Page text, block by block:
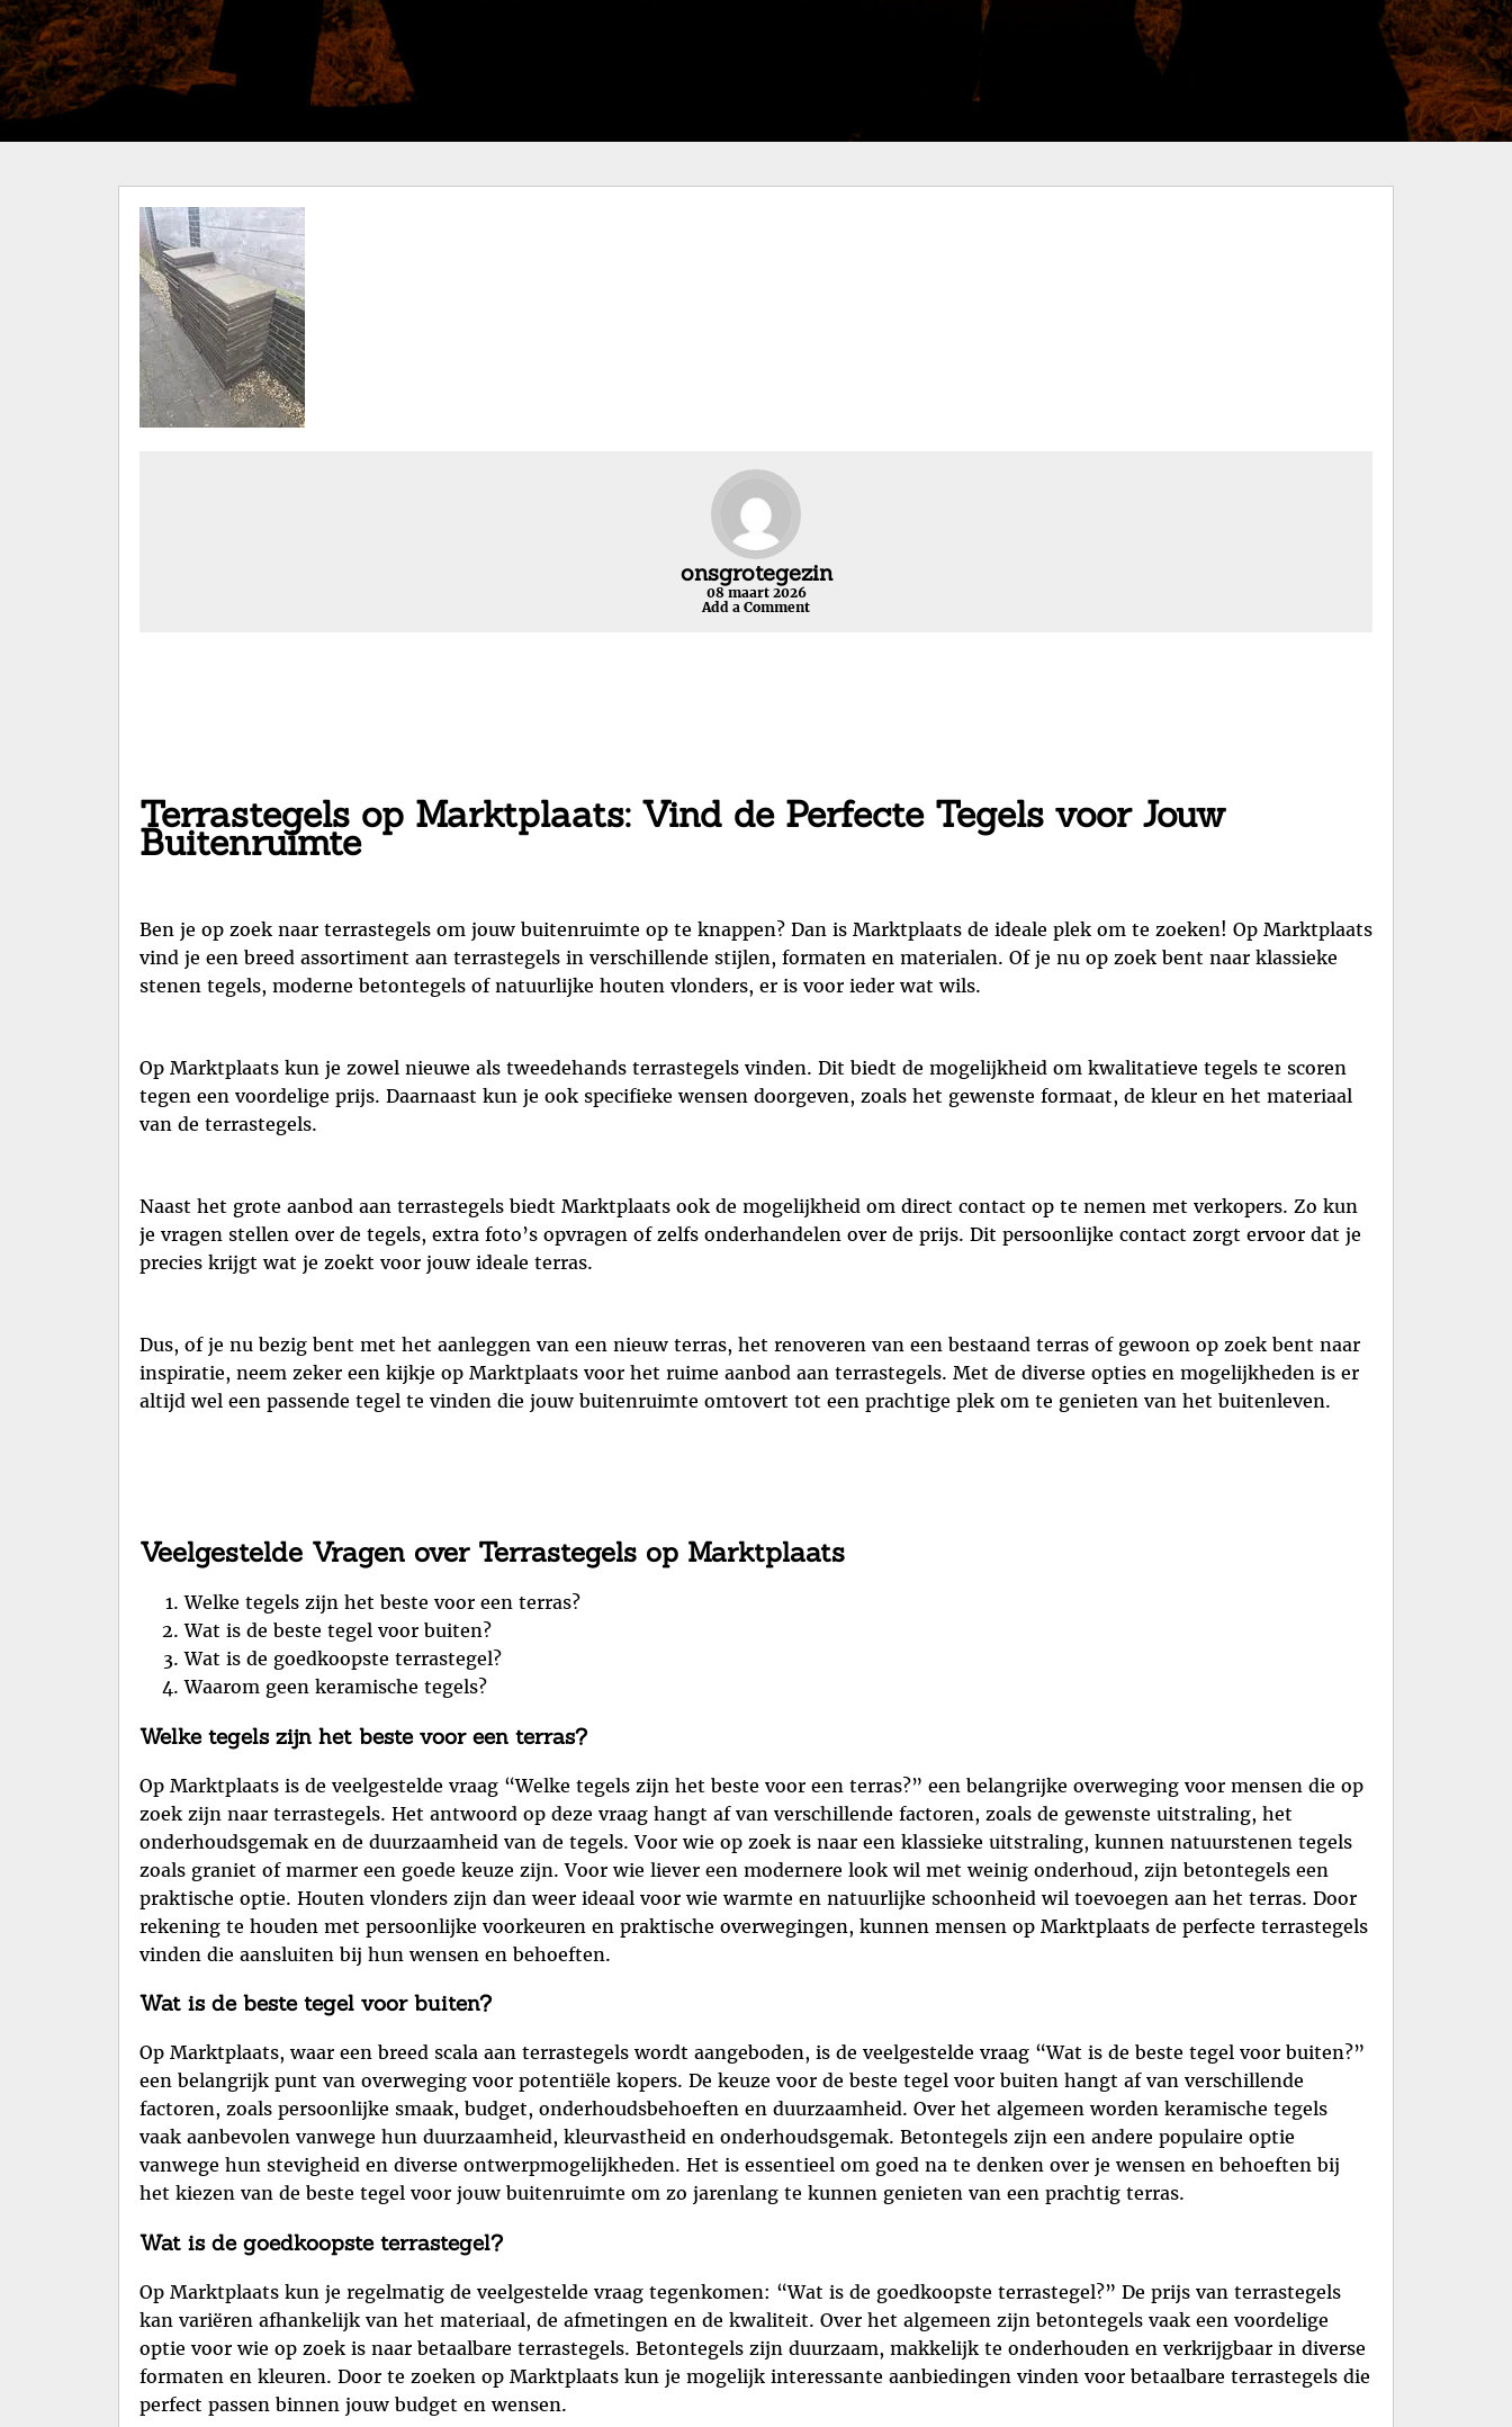
onsgrotegezin
08 maart 2026
Add a Comment
Terrastegels op Marktplaats: Vind de Perfecte Tegels voor Jouw
Buitenruimte
Ben je op zoek naar terrastegels om jouw buitenruimte op te knappen? Dan is Marktplaats de ideale plek om te zoeken! Op Marktplaats
vind je een breed assortiment aan terrastegels in verschillende stijlen, formaten en materialen. Of je nu op zoek bent naar klassieke
stenen tegels, moderne betontegels of natuurlijke houten vlonders, er is voor ieder wat wils.
Op Marktplaats kun je zowel nieuwe als tweedehands terrastegels vinden. Dit biedt de mogelijkheid om kwalitatieve tegels te scoren
tegen een voordelige prijs. Daarnaast kun je ook specifieke wensen doorgeven, zoals het gewenste formaat, de kleur en het materiaal
van de terrastegels.
Naast het grote aanbod aan terrastegels biedt Marktplaats ook de mogelijkheid om direct contact op te nemen met verkopers. Zo kun
je vragen stellen over de tegels, extra foto’s opvragen of zelfs onderhandelen over de prijs. Dit persoonlijke contact zorgt ervoor dat je
precies krijgt wat je zoekt voor jouw ideale terras.
Dus, of je nu bezig bent met het aanleggen van een nieuw terras, het renoveren van een bestaand terras of gewoon op zoek bent naar
inspiratie, neem zeker een kijkje op Marktplaats voor het ruime aanbod aan terrastegels. Met de diverse opties en mogelijkheden is er
altijd wel een passende tegel te vinden die jouw buitenruimte omtovert tot een prachtige plek om te genieten van het buitenleven.
Veelgestelde Vragen over Terrastegels op Marktplaats
Welke tegels zijn het beste voor een terras?
Wat is de beste tegel voor buiten?
Wat is de goedkoopste terrastegel?
Waarom geen keramische tegels?
Welke tegels zijn het beste voor een terras?
Op Marktplaats is de veelgestelde vraag “Welke tegels zijn het beste voor een terras?” een belangrijke overweging voor mensen die op
zoek zijn naar terrastegels. Het antwoord op deze vraag hangt af van verschillende factoren, zoals de gewenste uitstraling, het
onderhoudsgemak en de duurzaamheid van de tegels. Voor wie op zoek is naar een klassieke uitstraling, kunnen natuurstenen tegels
zoals graniet of marmer een goede keuze zijn. Voor wie liever een modernere look wil met weinig onderhoud, zijn betontegels een
praktische optie. Houten vlonders zijn dan weer ideaal voor wie warmte en natuurlijke schoonheid wil toevoegen aan het terras. Door
rekening te houden met persoonlijke voorkeuren en praktische overwegingen, kunnen mensen op Marktplaats de perfecte terrastegels
vinden die aansluiten bij hun wensen en behoeften.
Wat is de beste tegel voor buiten?
Op Marktplaats, waar een breed scala aan terrastegels wordt aangeboden, is de veelgestelde vraag “Wat is de beste tegel voor buiten?”
een belangrijk punt van overweging voor potentiële kopers. De keuze voor de beste tegel voor buiten hangt af van verschillende
factoren, zoals persoonlijke smaak, budget, onderhoudsbehoeften en duurzaamheid. Over het algemeen worden keramische tegels
vaak aanbevolen vanwege hun duurzaamheid, kleurvastheid en onderhoudsgemak. Betontegels zijn een andere populaire optie
vanwege hun stevigheid en diverse ontwerpmogelijkheden. Het is essentieel om goed na te denken over je wensen en behoeften bij
het kiezen van de beste tegel voor jouw buitenruimte om zo jarenlang te kunnen genieten van een prachtig terras.
Wat is de goedkoopste terrastegel?
Op Marktplaats kun je regelmatig de veelgestelde vraag tegenkomen: “Wat is de goedkoopste terrastegel?” De prijs van terrastegels
kan variëren afhankelijk van het materiaal, de afmetingen en de kwaliteit. Over het algemeen zijn betontegels vaak een voordelige
optie voor wie op zoek is naar betaalbare terrastegels. Betontegels zijn duurzaam, makkelijk te onderhouden en verkrijgbaar in diverse
formaten en kleuren. Door te zoeken op Marktplaats kun je mogelijk interessante aanbiedingen vinden voor betaalbare terrastegels die
perfect passen binnen jouw budget en wensen.